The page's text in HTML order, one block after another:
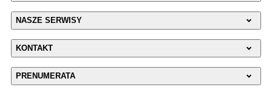
NASZE SERWISY
KONTAKT
PRENUMERATA